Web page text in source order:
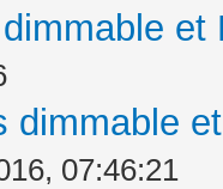
dimmable
07:46:21